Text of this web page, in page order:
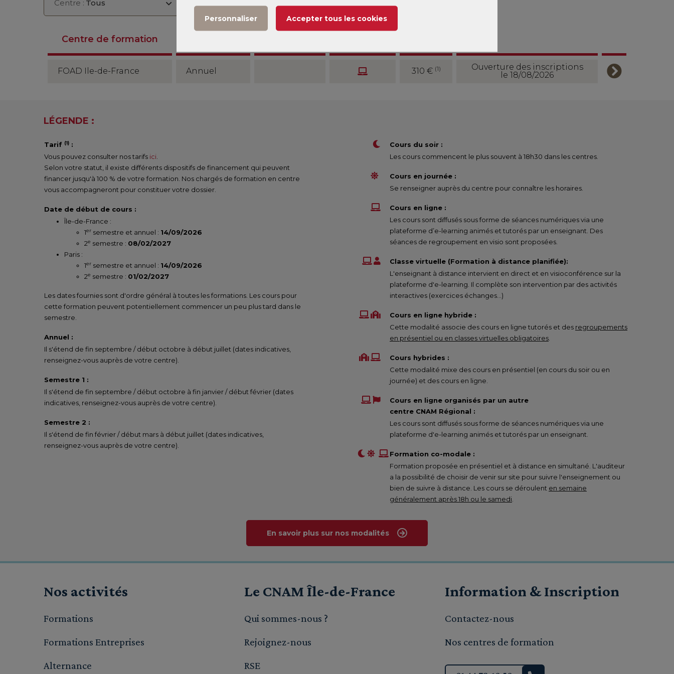
Centre : Tous
Centre de formation
Année
Jours de
FOAD Ile-de-France Annuel 310 € (1)
Ouverture des inscriptions
le 18/08/2026
LÉGENDE :
Tarif (1) :
Vous pouvez consulter nos tarifs ici
Selon votre statut, il existe différents dispositifs de financement qui peuvent
financer jusqu'à 100 % de votre formation. Nos chargés de formation en centre
vous accompagneront pour constituer votre dossier.
Date de début de cours :
Île-de-France :
1er semestre et annuel : 14/09/2026
2e semestre : 08/02/2027
Paris :
1er semestre et annuel : 14/09/2026
2e semestre : 01/02/2027
Les dates fournies sont d'ordre général à toutes les formations. Les cours pour
cette formation peuvent potentiellement commencer un peu plus tard dans le
semestre.
Annuel :
Il s'étend de fin septembre / début octobre à début juillet (dates indicatives,
renseignez-vous auprès de votre centre).
Semestre 1 :
Il s'étend de fin septembre / début octobre à fin janvier / début février (dates
indicatives, renseignez-vous auprès de votre centre).
Semestre 2 :
Il s'étend de fin février / début mars à début juillet (dates indicatives,
renseignez-vous auprès de votre centre).
Cours du soir :
Les cours commencent le plus souvent à 18h30 dans les centres.
Cours en journée :
Se renseigner auprès du centre pour connaître les horaires.
Cours en ligne :
Les cours sont diffusés sous forme de séances numériques via une
plateforme d’e-learning animés et tutorés par un enseignant. Des
séances de regroupement en visio sont proposées.
Classe virtuelle (Formation à distance planifiée):
L'enseignant à distance intervient en direct et en visioconférence sur la
plateforme d'e-learning. Il complète son intervention par des activités
interactives (exercices échanges…)
Cours en ligne hybride :
Cette modalité associe des cours en ligne tutorés et des regroupements
en présentiel ou en classes virtuelles obligatoires
Cours hybrides :
Cette modalité mixe des cours en présentiel (en cours du soir ou en
journée) et des cours en ligne.
Cours en ligne organisés par un autre
centre CNAM Régional :
Les cours sont diffusés sous forme de séances numériques via une
plateforme d'e-learning animés et tutorés par un enseignant.
Formation co-modale :
Formation proposée en présentiel et à distance en simultané. L'auditeur
a la possibilité de choisir de venir sur site pour suivre l'enseignement ou
bien de suivre à distance. Les cours se déroulent en semaine
généralement après 18h ou le samedi
En savoir plus sur nos modalités
Nos activités
Formations
Formations Entreprises
Alternance
Le CNAM Île-de-France
Qui sommes-nous ?
Rejoignez-nous
RSE
Information & Inscription
Contactez-nous
Nos centres de formation
Personnaliser Accepter tous les cookies